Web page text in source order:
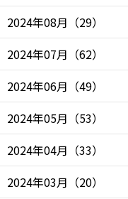
2024年08月 （29）
2024年07月 （62）
2024年06月 （49）
2024年05月 （53）
2024年04月 （33）
2024年03月 （20）